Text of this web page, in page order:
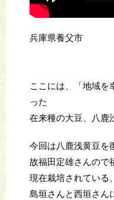
兵庫県養父市
ここには、「地域を
った
在来種の大豆、八鹿
今回は八鹿浅黄豆を
故福田定雄さんので
現在栽培されている、
島垣さんと西垣さん